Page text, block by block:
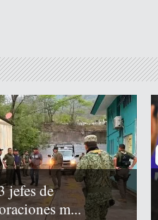
jefes de
m...